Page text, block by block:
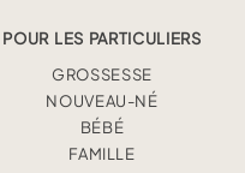
POUR LES PARTICULIERS
GROSSESSE
NOUVEAU-NÉ
BÉBÉ
FAMILLE